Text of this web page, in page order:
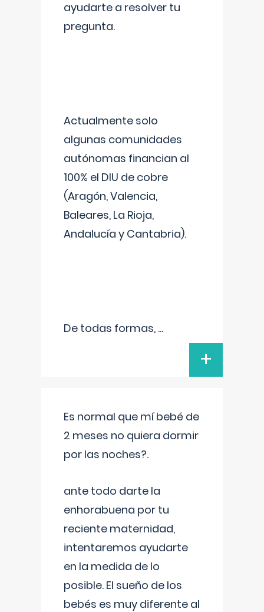
ayudarte a resolver tu
pregunta.
Actualmente solo
algunas comunidades
autónomas financian al
100% el DIU de cobre
(Aragón, Valencia,
Baleares, La Rioja,
Andalucía y Cantabria).
De todas formas, ...
+
Es normal que mí bebé de
2 meses no quiera dormir
por las noches?.
ante todo darte la
enhorabuena por tu
reciente maternidad,
intentaremos ayudarte
en la medida de lo
posible. El sueño de los
bebés es muy diferente al